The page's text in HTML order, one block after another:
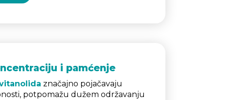
i pamćenje
značajno pojačavaju
potpomažu dužem održavanju